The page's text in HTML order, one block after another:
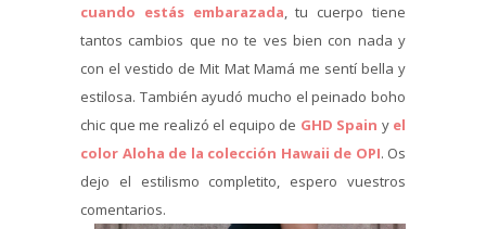
cuando estás embarazada, tu cuerpo tiene
tantos cambios que no te ves bien con nada y
con el vestido de Mit Mat Mamá me sentí bella y
estilosa. También ayudó mucho el peinado boho
chic que me realizó el equipo de GHD Spain yel
color Aloha de la colección Hawaii de OPI. Os
dejo el estilismo completito, espero vuestros
comentarios.